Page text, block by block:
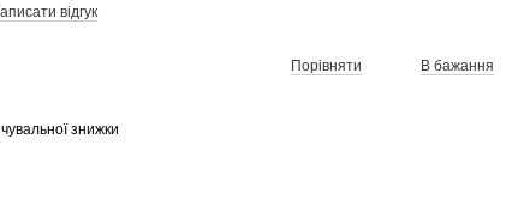
відгук
Порівняти В бажання
знижки